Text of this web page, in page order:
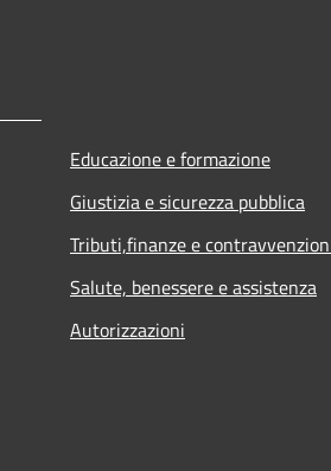
Educazione e formazione
Giustizia e sicurezza pubblica
Tributi,finanze e
Salute, benessere e assistenza
Autorizzazioni